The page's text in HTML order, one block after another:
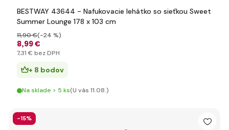
BESTWAY 43644 - Nafukovacie lehátko so sieťkou Sweet
Summer Lounge 178 x 103 cm
8,99 €
11,90 €(-24 %)
7,31 € bez DPH
+ 8 bodov
Na sklade > 5 ks(U vás 11.08.)
-15%